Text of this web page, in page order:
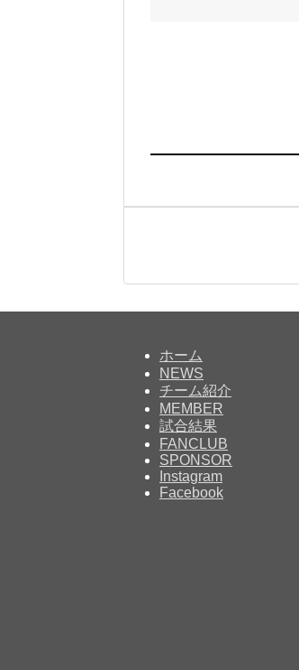
ホーム
NEWS
チーム紹介
MEMBER
試合結果
FANCLUB
SPONSOR
Instagram
Facebook